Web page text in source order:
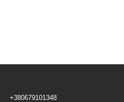
+380679101348